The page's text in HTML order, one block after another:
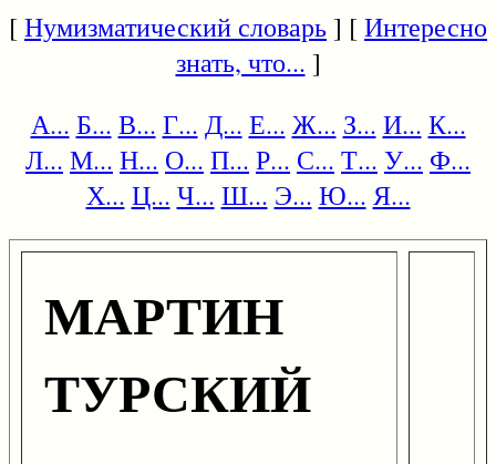
[Нумизматический словарь] [Интересно
знать, что... ]
А... Б... В... Г... Д... Е... Ж... З... И... К...
Л... М... Н... О... П... Р... С... Т... У... Ф...
Х... Ц... Ч... Ш... Э... Ю... Я...
МАРТИН
ТУРСКИЙ